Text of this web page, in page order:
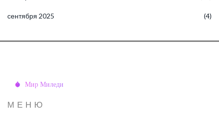
сентября 2025 (4)
МЕНЮ